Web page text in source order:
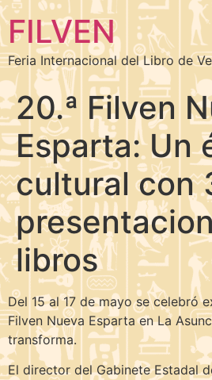
FILVEN
Feria Internacional del Libro de
20.ª Filven
Esparta: Un
cultural con
libros
Del 15 al 17 de mayo se celebró
Filven Nueva Esparta en La
transforma.
El director del Gabinete Estadal